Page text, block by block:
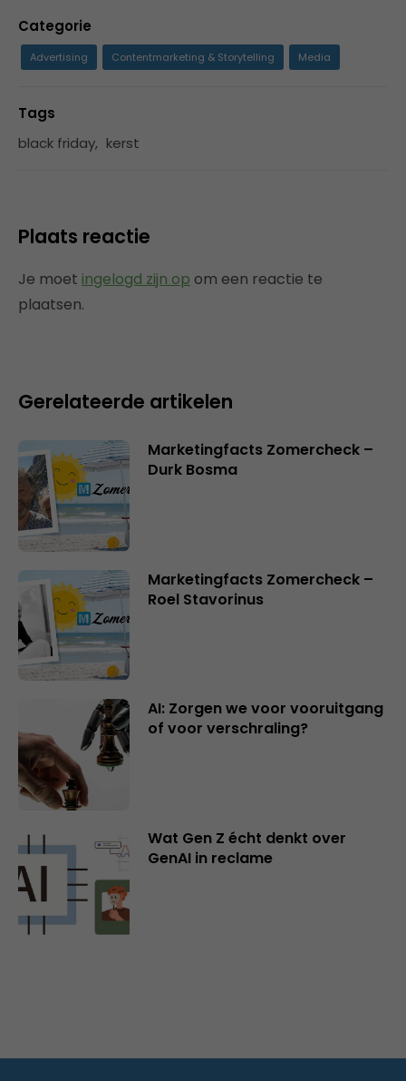
Categorie
Advertising Contentmarketing & Storytelling Media
Tags
black friday, kerst
Plaats reactie
Je moet ingelogd zijn op om een reactie te
plaatsen.
Gerelateerde artikelen
Marketingfacts Zomercheck –
Durk Bosma
Marketingfacts Zomercheck –
Roel Stavorinus
AI: Zorgen we voor vooruitgang
of voor verschraling?
Wat Gen Z écht denkt over
GenAI in reclame